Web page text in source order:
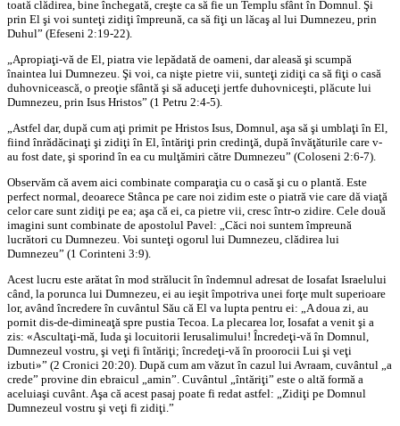
toată clădirea, bine închegată, creşte ca să fie un Templu sfânt în Domnul. Şi
prin El şi voi sunteţi zidiţi împreună, ca să fiţi un lăcaş al lui Dumnezeu, prin
Duhul” (Efeseni 2:19-22).
„Apropiaţi-vă de El, piatra vie lepădată de oameni, dar aleasă şi scumpă
înaintea lui Dumnezeu. Şi voi, ca nişte pietre vii, sunteţi zidiţi ca să fiţi o casă
duhovnicească, o preoţie sfântă şi să aduceţi jertfe duhovniceşti, plăcute lui
Dumnezeu, prin Isus Hristos” (1 Petru 2:4-5).
„Astfel dar, după cum aţi primit pe Hristos Isus, Domnul, aşa să şi umblaţi în El,
fiind înrădăcinaţi şi zidiţi în El, întăriţi prin credinţă, după învăţăturile care v-
au fost date, şi sporind în ea cu mulţămiri către Dumnezeu” (Coloseni 2:6-7).
Observăm că avem aici combinate comparaţia cu o casă şi cu o plantă. Este
perfect normal, deoarece Stânca pe care noi zidim este o piatră vie care dă viaţă
celor care sunt zidiţi pe ea; aşa că ei, ca pietre vii, cresc într-o zidire. Cele două
imagini sunt combinate de apostolul Pavel: „Căci noi suntem împreună
lucrători cu Dumnezeu. Voi sunteţi ogorul lui Dumnezeu, clădirea lui
Dumnezeu” (1 Corinteni 3:9).
Acest lucru este arătat în mod strălucit în îndemnul adresat de Iosafat Israelului
când, la porunca lui Dumnezeu, ei au ieşit împotriva unei forţe mult superioare
lor, având încredere în cuvântul Său că El va lupta pentru ei: „A doua zi, au
pornit dis-de-dimineaţă spre pustia Tecoa. La plecarea lor, Iosafat a venit şi a
zis: «Ascultaţi-mă, Iuda şi locuitorii Ierusalimului! Încredeţi-vă în Domnul,
Dumnezeul vostru, şi veţi fi întăriţi; încredeţi-vă în proorocii Lui şi veţi
izbuti»” (2 Cronici 20:20). După cum am văzut în cazul lui Avraam, cuvântul „a
crede” provine din ebraicul „amin”. Cuvântul „întăriţi” este o altă formă a
aceluiaşi cuvânt. Aşa că acest pasaj poate fi redat astfel: „Zidiţi pe Domnul
Dumnezeul vostru şi veţi fi zidiţi.”